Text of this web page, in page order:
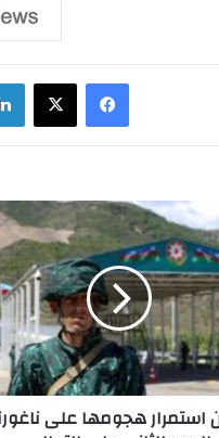
فيسبوك ‫X
استمرار هجومها على